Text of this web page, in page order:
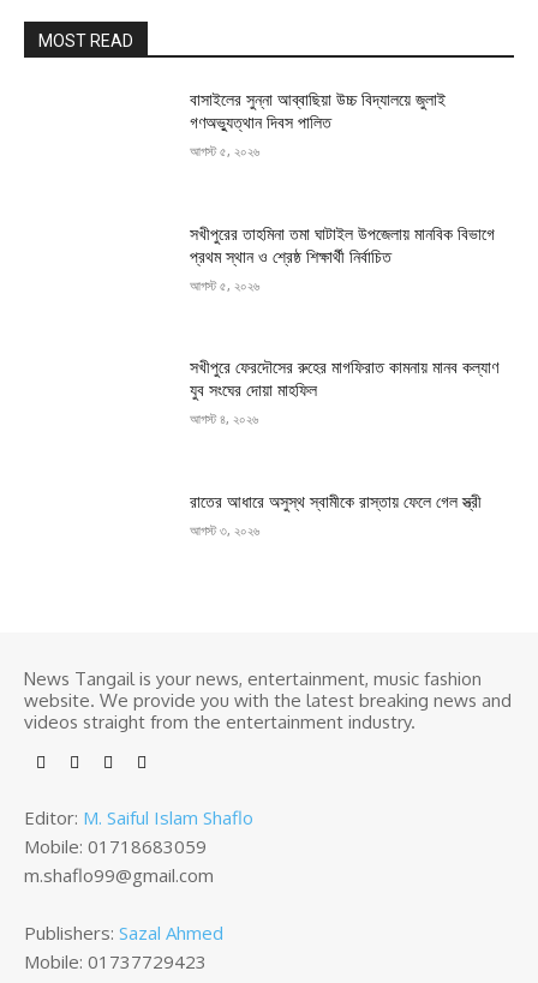
MOST READ
বাসাইলের সুন্না আব্বাছিয়া উচ্চ বিদ্যালয়ে জুলাই
গণঅভ্যুত্থান দিবস পালিত
আগস্ট ৫, ২০২৬
সখীপুরের তাহমিনা তমা ঘাটাইল উপজেলায় মানবিক বিভাগে
প্রথম স্থান ও শ্রেষ্ঠ শিক্ষার্থী নির্বাচিত
আগস্ট ৫, ২০২৬
সখীপুরে ফেরদৌসের রুহের মাগফিরাত কামনায় মানব কল্যাণ
যুব সংঘের দোয়া মাহফিল
আগস্ট ৪, ২০২৬
রাতের আধারে অসুস্থ স্বামীকে রাস্তায় ফেলে গেল স্ত্রী
আগস্ট ৩, ২০২৬
News Tangail is your news, entertainment, music fashion
website. We provide you with the latest breaking news and
videos straight from the entertainment industry.
Editor: M. Saiful Islam Shaflo
Mobile: 01718683059
m.shaflo99@gmail.com
Publishers: Sazal Ahmed
Mobile: 01737729423